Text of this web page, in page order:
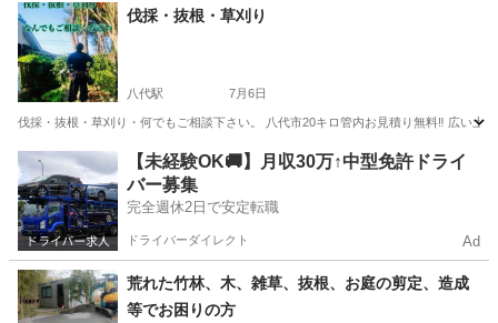
熊本 熊本市 水前寺駅 草刈り
伐採・抜根・草刈り
八代駅 7月6日
伐採・抜根・草刈り・何でもご相談下さい。 八代市20キロ管内お見積り無料‼️ 広い
八代市 八代駅 その他 無料
【未経験OK🚚】月収30万↑中型免許ドライ
バー募集
完全週休2日で安定転職
ドライバーダイレクト Ad
荒れた竹林、木、雑草、抜根、お庭の剪定、造成
等でお困りの方